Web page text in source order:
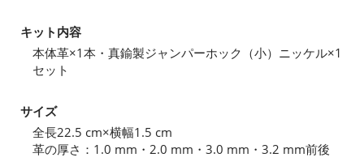
キット内容
本体革×1本・真鍮製ジャンパーホック（小）ニッケル×1
セット
サイズ
全長22.5 cm×横幅1.5 cm
革の厚さ：1.0 mm・2.0 mm・3.0 mm・3.2 mm前後